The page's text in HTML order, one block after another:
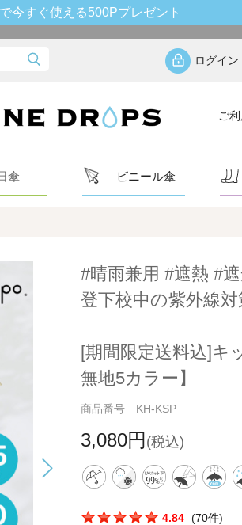
今すぐ使える500Pプレゼント
ログイン
ご
傘 ビニール傘
#晴雨兼用 #遮熱 #
登下校中の紫外線
[期間限定送料込]キ
無地5カラー】
商品番号 KH-KSP
3,080円 (税込)
品の平均評価： 4.84 (70件)